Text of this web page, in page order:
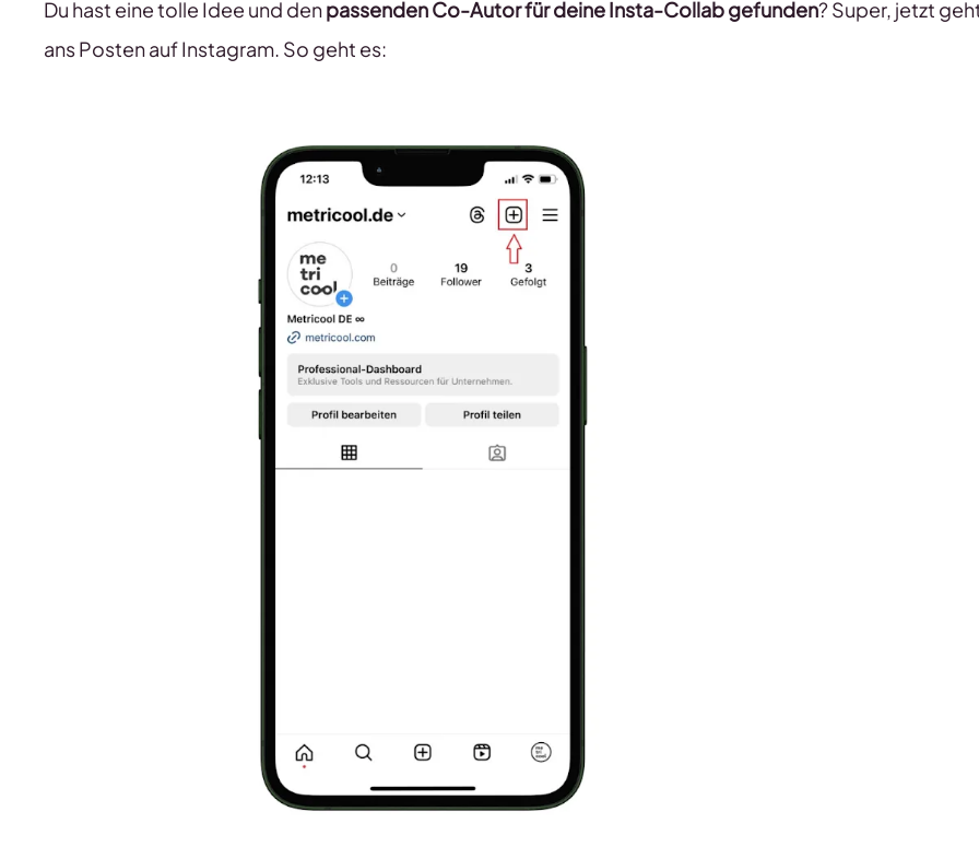
Du hast eine tolle Idee und denpassenden Co-Autor für deine Insta-Collab gefunden? Super, jetzt
ans Posten auf Instagram. So geht es: